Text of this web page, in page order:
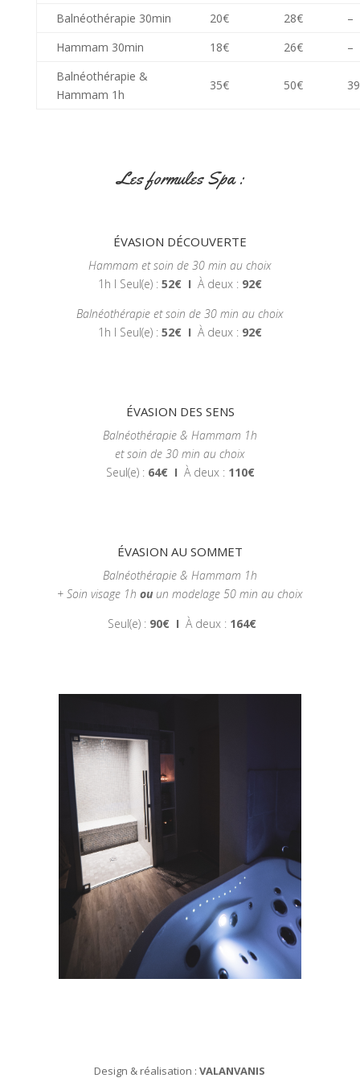
Balnéothérapie 30min
20€ 28€
–
Hammam 30min
18€ 26€
–
Balnéothérapie &
Hammam 1h
35€ 50€
Les formules Spa :
ÉVASION DÉCOUVERTE
Hammam et soin de 30 min au choix
1h I Seul(e) : 52€ I À deux : 92€
Balnéothérapie et soin de 30 min au choix
1h I Seul(e) : 52€ I À deux : 92€
ÉVASION DES SENS
Balnéothérapie & Hammam 1h
et soin de 30 min au choix
Seul(e) : 64€ I À deux : 110€
ÉVASION AU SOMMET
Balnéothérapie & Hammam 1h
+ Soin visage 1h ou un modelage 50 min au choix
Seul(e) : 90€ I À deux : 164€
Design & réalisation :VALANVANIS